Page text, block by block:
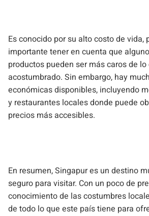
Es conocido por su alto costo de vida,
importante tener en cuenta que
productos pueden ser más caros de lo
acostumbrado. Sin embargo, hay
económicas disponibles, incluyendo
y restaurantes locales donde puede
precios más accesibles.
En resumen, Singapur es un destino
seguro para visitar. Con un poco de
conocimiento de las costumbres
de todo lo que este país tiene para